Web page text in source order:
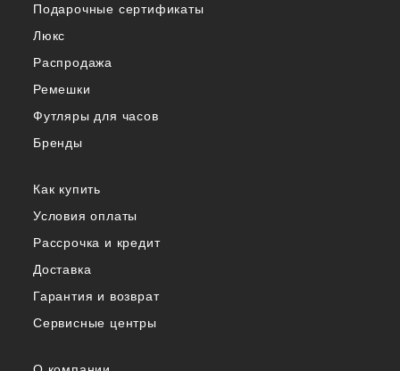
Подарочные сертификаты
Люкс
Распродажа
Ремешки
Футляры для часов
Бренды
Как купить
Условия оплаты
Рассрочка и кредит
Доставка
Гарантия и возврат
Сервисные центры